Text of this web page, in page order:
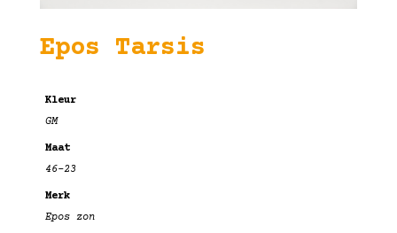
Epos Tarsis
Kleur
GM
Maat
46-23
Merk
Epos zon